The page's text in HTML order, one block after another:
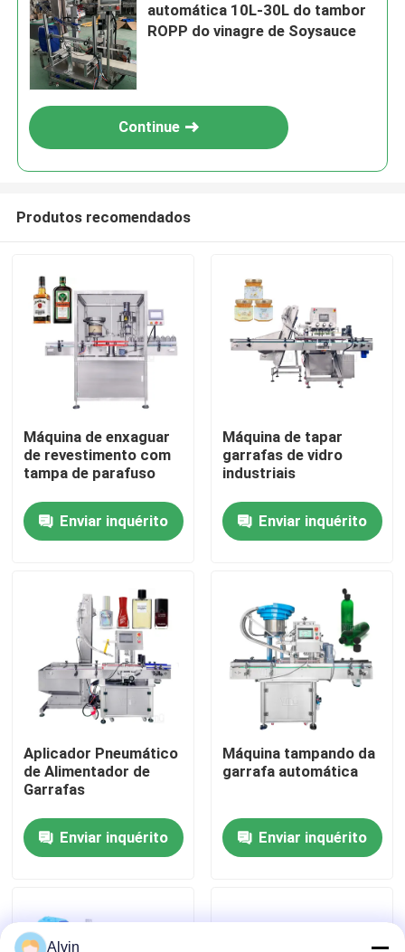
Casa
Produtos
Vídeos
Sobre nós
Excursão da fábrica
Controle da qualidade
Contacte-nos
Notícia
máquina de etiquetas automática
automática 10L-30L do tambor
ROPP do vinagre de Soysauce
Continue
Produtos recomendados
Máquina de enxaguar
de revestimento com
tampa de parafuso
Enviar inquérito
Máquina de tapar
garrafas de vidro
industriais
Enviar inquérito
Aplicador Pneumático
de Alimentador de
Garrafas
Enviar inquérito
Máquina tampando da
garrafa automática
Enviar inquérito
Alvin